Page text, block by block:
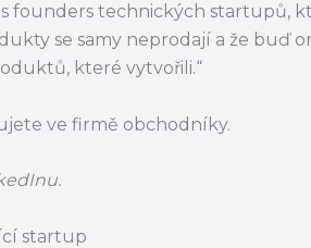
founders technických startupů,
se samy neprodají a že buď
které vytvořili.“
ve firmě obchodníky.
startup